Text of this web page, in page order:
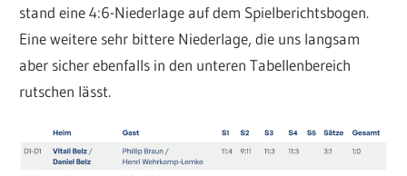
stand eine 4:6-Niederlage auf dem Spielberichtsbogen.
Eine weitere sehr bittere Niederlage, die uns langsam
aber sicher ebenfalls in den unteren Tabellenbereich
rutschen lässt.